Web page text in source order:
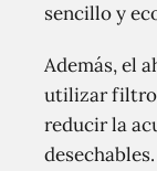
sencillo y
Además, el
utilizar
reducir la